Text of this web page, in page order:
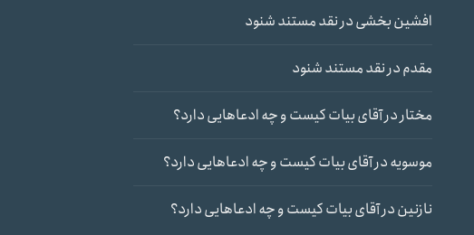
افشین بخشیدرنقد مستند شنود
مقدمدرنقد مستند شنود
مختاردرآقای بیات کیست و چه ادعاهایی دارد؟
موسویهدرآقای بیات کیست و چه ادعاهایی دارد؟
نازنیندرآقای بیات کیست و چه ادعاهایی دارد؟